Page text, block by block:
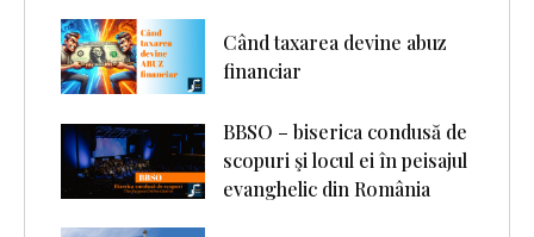
Când taxarea devine abuz
financiar
BBSO – biserica condusă de
scopuri şi locul ei în peisajul
evanghelic din România